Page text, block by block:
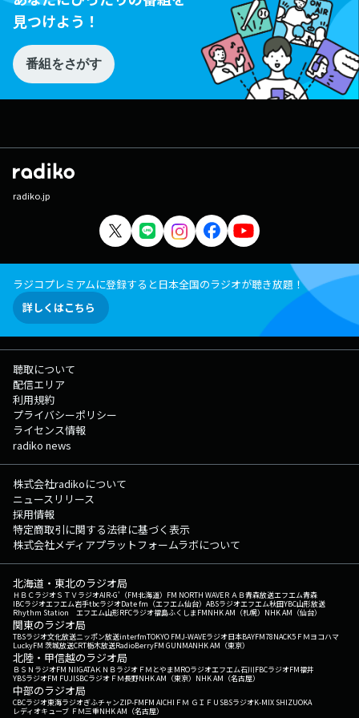
見つけよう！
番組をさがす
radiko.jp
ラジコプレミアムに登録すると日本全国のラジオが聴き放題！
詳しくはこちら
聴取について
配信エリア
利用規約
プライバシーポリシー
ライセンス情報
radiko news
株式会社radikoについて
ニュースリリース
採用情報
特定商取引に関する法律に基づく表示
株式会社メディアプラットフォームラボについて
北海道・東北のラジオ局
ＨＢＣラジオＳＴＶラジオAIR-G'（FM北海道） FM NORTH WAVEＲＡＢ青森放送エフエム青森
IBCラジオエフエム岩手tbcラジオDate fm（エフエム仙台） ABSラジオエフエム秋田YBC山形放送
Rhythm Station エフエム山形RFCラジオ福島ふくしまFMNHK AM（札幌） NHK AM（仙台）
関東のラジオ局
TBSラジオ文化放送ニッポン放送interfmTOKYO FMJ-WAVEラジオ日本BAYFM78NACK5 ＦＭヨコハマ
LuckyFM 茨城放送CRT栃木放送RadioBerryFM GUNMANHK AM（東京）
北陸・甲信越のラジオ局
ＢＳＮラジオFM NIIGATAＫＮＢラジオ ＦＭとやまMROラジオエフエム石川FBCラジオFM福井
YBSラジオFM FUJISBCラジオ ＦＭ長野NHK AM（東京） NHK AM（名古屋）
中部のラジオ局
CBCラジオ東海ラジオぎふチャンZIP-FMFM AICHI ＦＭ ＧＩＦＵ SBSラジオK-MIX SHIZUOKA
レディオキューブ ＦＭ三重NHK AM（名古屋）